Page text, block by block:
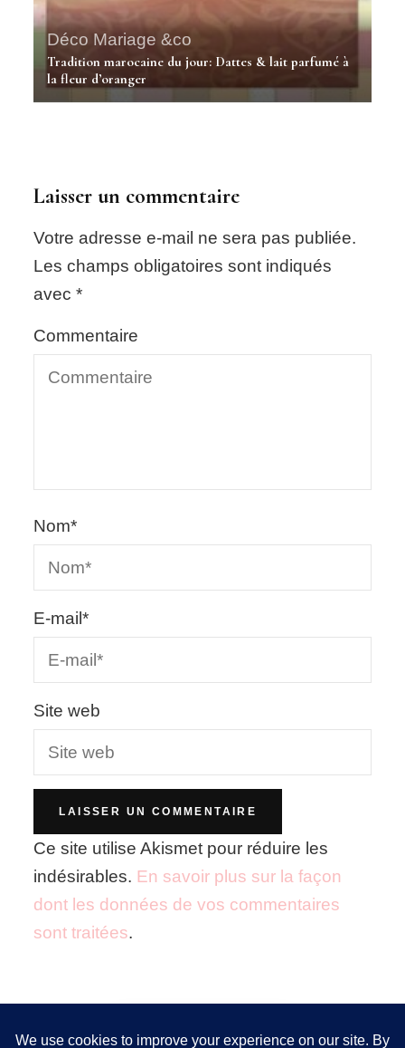
Déco Mariage &co
Tradition marocaine du jour: Dattes & lait parfumé à
la fleur d’oranger
Laisser un commentaire
Votre adresse e-mail ne sera pas publiée.
Les champs obligatoires sont indiqués
avec*
Commentaire
Nom*
E-mail*
Site web
Ce site utilise Akismet pour réduire les
indésirables. En savoir plus sur la façon
dont les données de vos commentaires
sont traitées.
Nous utilisons des cookies pour vous garantir la meilleure